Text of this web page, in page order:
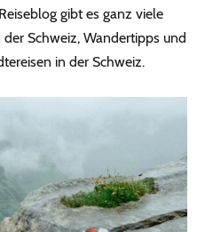
gibt es ganz viele
Schweiz, Wandertipps und
in der Schweiz.